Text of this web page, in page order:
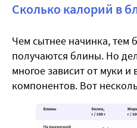
Сколько калорий в
Чем сытнее начинка, тем
получаются блины. Но
многое зависит от муки
компонентов. Вот